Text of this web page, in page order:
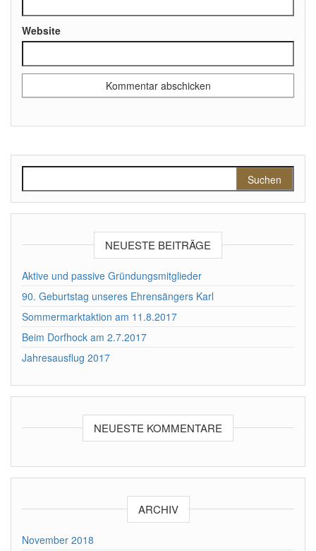
Website
Suchen nach:
NEUESTE BEITRÄGE
Aktive und passive Gründungsmitglieder
90. Geburtstag unseres Ehrensängers Karl
Sommermarktaktion am 11.8.2017
Beim Dorfhock am 2.7.2017
Jahresausflug 2017
NEUESTE KOMMENTARE
ARCHIV
November 2018